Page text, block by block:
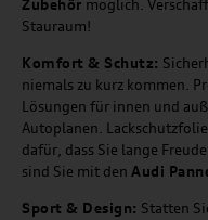
Zubehör möglich.
Stauraum!
Komfort & Schutz:
niemals zu kurz kommen.
Lösungen für innen und
Autoplanen.
dafür, dass Sie lange
sind Sie mit den Audi
Sport & Design: Statten